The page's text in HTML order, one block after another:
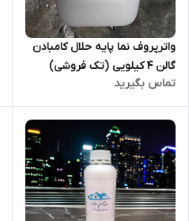
واترپروف نما پایه حلال کامبادن
گالن 4 کیلویی (تک فروشی)
تماس بگیرید